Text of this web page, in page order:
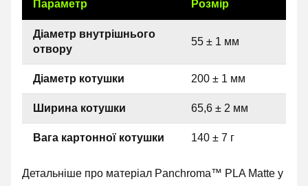
Параметр Розмір
Діаметр внутрішнього
отвору
55 ± 1 мм
Діаметр котушки 200 ± 1 мм
Ширина котушки 65,6 ± 2 мм
Вага картонної котушки 140 ± 7 г
Детальніше про матеріал Panchroma™ PLA Matte у